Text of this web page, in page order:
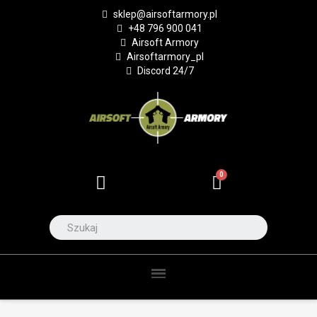
sklep@airsoftarmory.pl
+48 796 900 041
Airsoft Armory
Airsoftarmory_pl
Discord 24/7